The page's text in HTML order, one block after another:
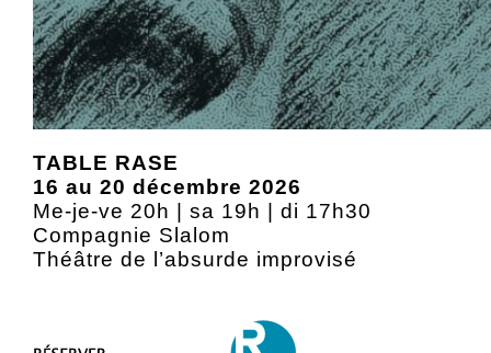
TABLE RASE
16 au 20 décembre 2026
Me-je-ve 20h | sa 19h | di 17h30
Compagnie Slalom
Théâtre de l’absurde improvisé